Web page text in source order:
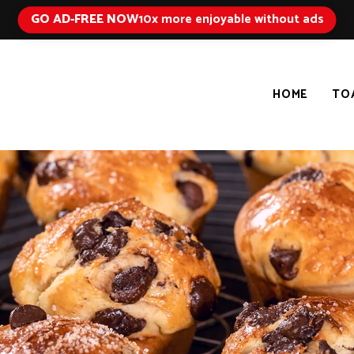
GO AD-FREE NOW10x more enjoyable without ads
HOME